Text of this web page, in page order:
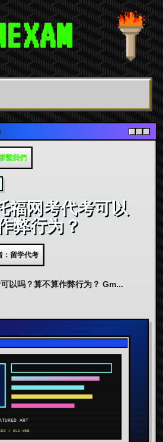
繫我們
福网考代考可以
弊行为？
：留学代考
以吗？算不算作弊行为？ Gm...